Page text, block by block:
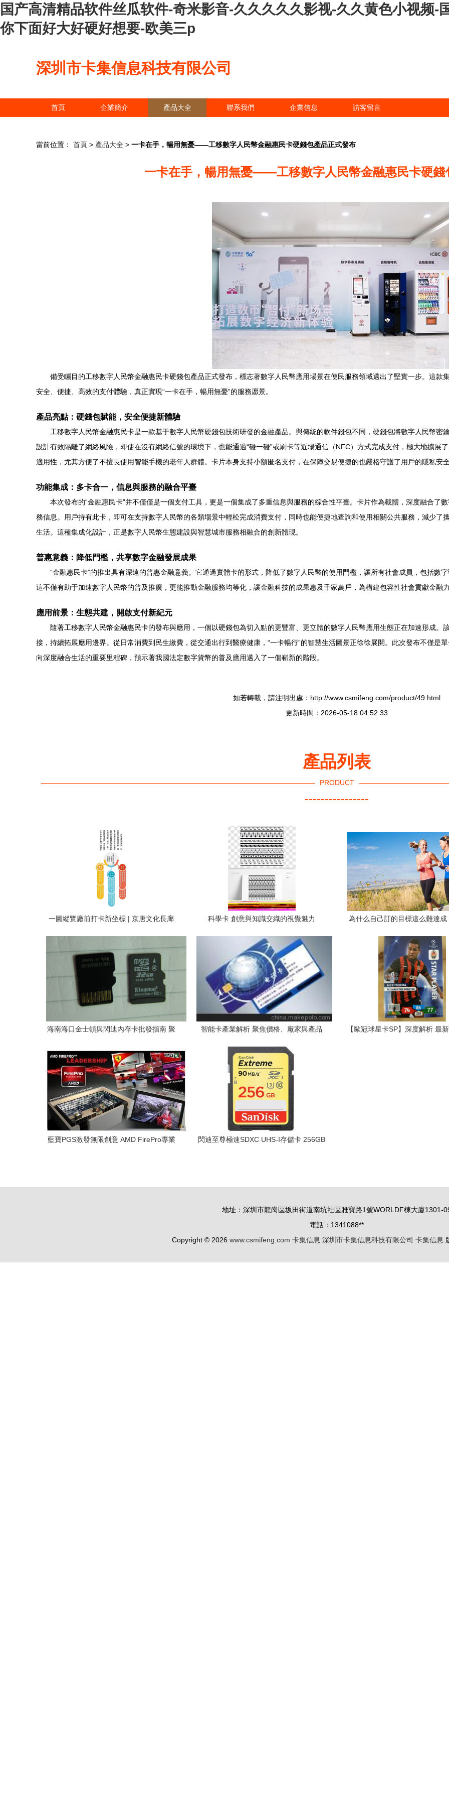
国产高清精品软件丝瓜软件-奇米影音-久久久久久影视-久久黄色小视频-
你下面好大好硬好想要-欧美三p
深圳市卡集信息科技有限公司
首頁 企業簡介 產品大全 聯系我們 企業信息 訪客留言
當前位置： 首頁 > 產品大全 > 一卡在手，暢用無憂——工移數字人民幣金融惠民卡硬錢包產品正式發布
一卡在手，暢用無憂——工移數字人民幣金融惠民卡硬錢
備受矚目的工移數字人民幣金融惠民卡硬錢包產品正式發布，標志著數字人民幣應用場景在便民服務領域邁出了堅實一步。這款
安全、便捷、高效的支付體驗，真正實現“一卡在手，暢用無憂”的服務愿景。
產品亮點：硬錢包賦能，安全便捷新體驗
工移數字人民幣金融惠民卡是一款基于數字人民幣硬錢包技術研發的金融產品。與傳統的軟件錢包不同，硬錢包將數字人民幣密
設計有效隔離了網絡風險，即使在沒有網絡信號的環境下，也能通過“碰一碰”或刷卡等近場通信（NFC）方式完成支付，極大地擴展
適用性，尤其方便了不擅長使用智能手機的老年人群體。卡片本身支持小額匿名支付，在保障交易便捷的也嚴格守護了用戶的隱私安全
功能集成：多卡合一，信息與服務的融合平臺
本次發布的“金融惠民卡”并不僅僅是一個支付工具，更是一個集成了多重信息與服務的綜合性平臺。卡片作為載體，深度融合了
務信息。用戶持有此卡，即可在支持數字人民幣的各類場景中輕松完成消費支付，同時也能便捷地查詢和使用相關公共服務，減少了
生活。這種集成化設計，正是數字人民幣生態建設與智慧城市服務相融合的創新體現。
普惠意義：降低門檻，共享數字金融發展成果
“金融惠民卡”的推出具有深遠的普惠金融意義。它通過實體卡的形式，降低了數字人民幣的使用門檻，讓所有社會成員，包括數
這不僅有助于加速數字人民幣的普及推廣，更能推動金融服務均等化，讓金融科技的成果惠及千家萬戶，為構建包容性社會貢獻金融力
應用前景：生態共建，開啟支付新紀元
隨著工移數字人民幣金融惠民卡的發布與應用，一個以硬錢包為切入點的更豐富、更立體的數字人民幣應用生態正在加速形成。
接，持續拓展應用邊界。從日常消費到民生繳費，從交通出行到醫療健康，“一卡暢行”的智慧生活圖景正徐徐展開。此次發布不僅是
向深度融合生活的重要里程碑，預示著我國法定數字貨幣的普及應用邁入了一個嶄新的階段。
如若轉載，請注明出處：http://www.csmifeng.com/product/49.html
更新時間：2026-05-18 04:52:33
產品列表
PRODUCT
----------------
一圖縱覽廠前打卡新坐標 | 京唐文化長廊
科學卡 創意與知識交織的視覺魅力
為什么自己訂的目標這么難達成
海南海口金士頓與閃迪內存卡批發指南 聚
智能卡產業解析 聚焦價格、廠家與產品
【歐冠球星卡SP】深度解析 最
藍寶PGS激發無限創意 AMD FirePro專業
閃迪至尊極速SDXC UHS-I存儲卡 256GB
地址：深圳市龍崗區坂田街道南坑社區雅寶路1號WORLDF棟大廈1301-
電話：1341088**
Copyright © 2026 www.csmifeng.com 卡集信息 深圳市卡集信息科技有限公司 卡集信息